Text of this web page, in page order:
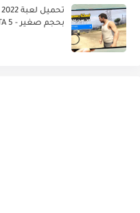
بحجم صغير - GTA 5